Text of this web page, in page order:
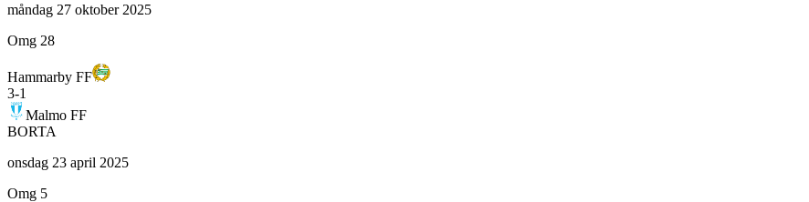
måndag 27 oktober 2025
Omg 28
Hammarby FF
3-1
Malmo FF
BORTA
onsdag 23 april 2025
Omg 5